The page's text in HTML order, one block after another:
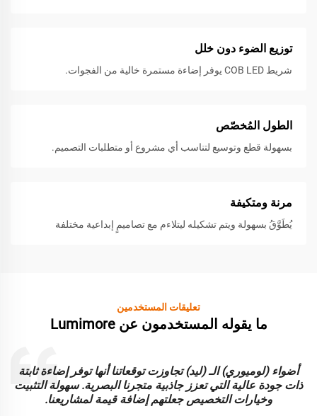
توزيع الضوء دون خلل
شريط COB LED يوفر إضاءة مستمرة خالية من الفجوات.
الطول المُخصّص
بسهولة قطع وتوسيع لتناسب أي مشروع أو متطلبات التصميم.
مرنة ومتكيفة
يُطَوَّقُ بسهولة ويتم تشكيله ليتلاءم مع تصاميمٍ إبداعية مختلفة
تعليقات المستخدمين
ما يقوله المستخدمون عن Lumimore
أضواء (لوميوري) الـ (ليد) تجاوزت توقعاتنا أنها توفر إضاءة ثابتة
ذات جودة عالية التي تعزز جاذبية متجرنا البصرية. سهولة التثبيت
وخيارات التخصيص جعلتهم إضافة قيمة لمشاريعنا.